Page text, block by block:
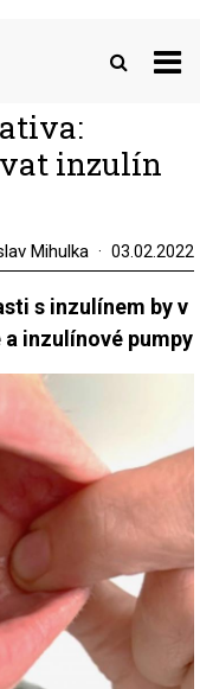
inzulín
Mihulka 03.02.2022
s inzulínem by v
inzulínové pumpy